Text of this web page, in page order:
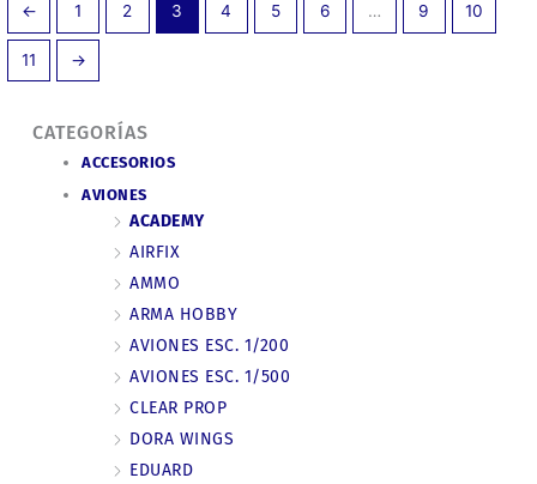
CATEGORÍAS
ACCESORIOS
AVIONES
ACADEMY
AIRFIX
AMMO
ARMA HOBBY
AVIONES ESC. 1/200
AVIONES ESC. 1/500
CLEAR PROP
DORA WINGS
EDUARD
← 1 2 3 4 5 6 … 9 10
11 →